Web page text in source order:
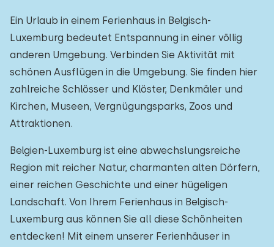
Ein Urlaub in einem Ferienhaus in Belgisch-
Luxemburg bedeutet Entspannung in einer völlig
anderen Umgebung. Verbinden Sie Aktivität mit
schönen Ausflügen in die Umgebung. Sie finden hier
zahlreiche Schlösser und Klöster, Denkmäler und
Kirchen, Museen, Vergnügungsparks, Zoos und
Attraktionen.
Belgien-Luxemburg ist eine abwechslungsreiche
Region mit reicher Natur, charmanten alten Dörfern,
einer reichen Geschichte und einer hügeligen
Landschaft. Von Ihrem Ferienhaus in Belgisch-
Luxemburg aus können Sie all diese Schönheiten
entdecken! Mit einem unserer Ferienhäuser in